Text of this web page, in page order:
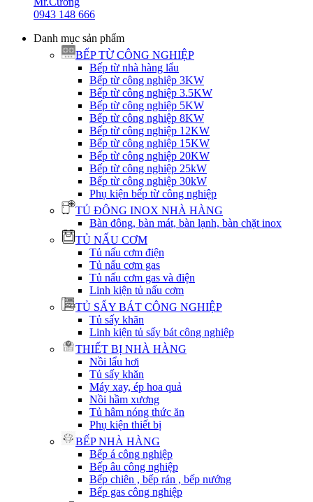
0943 148 666
Danh mục sản phẩm
BẾP TỪ CÔNG NGHIỆP
Bếp từ nhà hàng lẩu
Bếp từ công nghiệp 3KW
Bếp từ công nghiệp 3.5KW
Bếp từ công nghiệp 5KW
Bếp từ công nghiệp 8KW
Bếp từ công nghiệp 12KW
Bếp từ công nghiệp 15KW
Bếp từ công nghiệp 20KW
Bếp từ công nghiệp 25kW
Bếp từ công nghiệp 30kW
Phụ kiện bếp từ công nghiệp
TỦ ĐÔNG INOX NHÀ HÀNG
Bàn đông, bàn mát, bàn lạnh, bàn chặt inox
TỦ NẤU CƠM
Tủ nấu cơm điện
Tủ nấu cơm gas
Tủ nấu cơm gas và điện
Linh kiện tủ nấu cơm
TỦ SẤY BÁT CÔNG NGHIỆP
Tủ sấy khăn
Linh kiện tủ sấy bát công nghiệp
THIẾT BỊ NHÀ HÀNG
Nồi lẩu hơi
Tủ sấy khăn
Máy xay, ép hoa quả
Nồi hầm xương
Tủ hâm nóng thức ăn
Phụ kiện thiết bị
BẾP NHÀ HÀNG
Bếp á công nghiệp
Bếp âu công nghiệp
Bếp chiên , bếp rán , bếp nướng
Bếp gas công nghiệp